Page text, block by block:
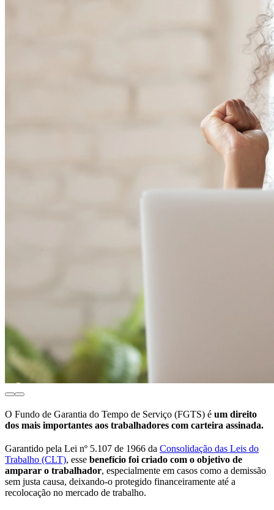
O Fundo de Garantia do Tempo de Serviço (FGTS) é um direito
dos mais importantes aos trabalhadores com carteira assinada.
Garantido pela Lei nº 5.107 de 1966 da Consolidação das Leis do
Trabalho (CLT), esse benefício foi criado com o objetivo de
amparar o trabalhador, especialmente em casos como a demissão
sem justa causa, deixando-o protegido financeiramente até a
recolocação no mercado de trabalho.